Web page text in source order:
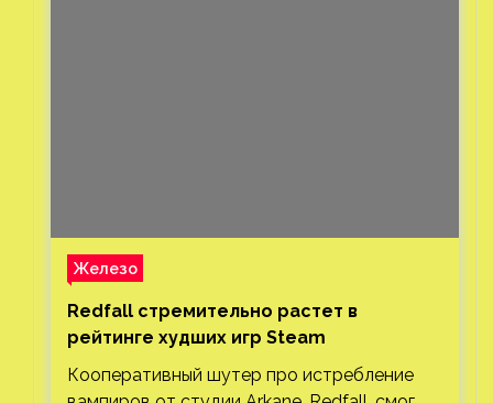
Железо
Redfall стремительно растет в
рейтинге худших игр Steam
Кооперативный шутер про истребление